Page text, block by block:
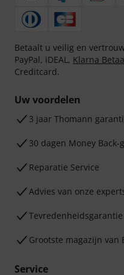
Betaalt u veilig en
PayPal, iDEAL, Klarna
Creditcard.
Uw voordelen
3 jaar Thomann
30 dagen Money Back-
Reparatie Service
Advies van onze
Tevredenheidsgarantie
Grootste magazijn van
Service